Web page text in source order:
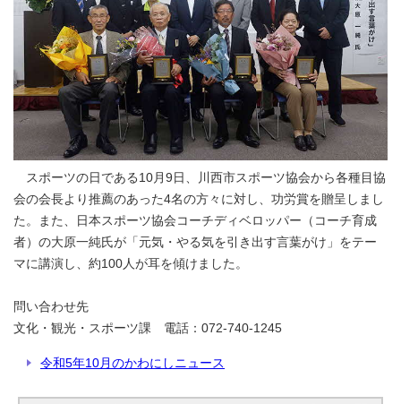
スポーツの日である10月9日、川西市スポーツ協会から各種目協
会の会長より推薦のあった4名の方々に対し、功労賞を贈呈しまし
た。また、日本スポーツ協会コーチディベロッパー（コーチ育成
者）の大原一純氏が「元気・やる気を引き出す言葉がけ」をテー
マに講演し、約100人が耳を傾けました。
問い合わせ先
文化・観光・スポーツ課 電話：072-740-1245
令和5年10月のかわにしニュース